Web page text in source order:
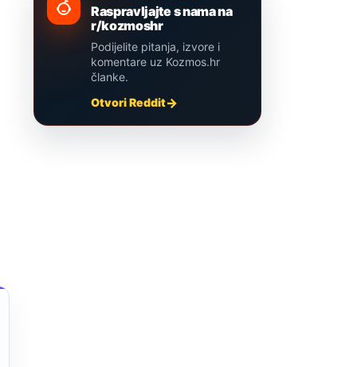
Raspravljajte s nama na
r/kozmoshr
Podijelite pitanja, izvore i
komentare uz Kozmos.hr
članke.
Otvori Reddit